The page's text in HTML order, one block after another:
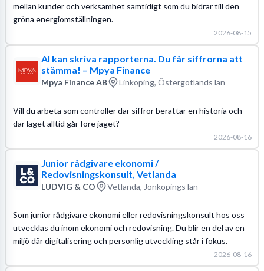
mellan kunder och verksamhet samtidigt som du bidrar till den
gröna energiomställningen.
2026-08-15
AI kan skriva rapporterna. Du får siffrorna att
stämma! – Mpya Finance
Mpya Finance AB Linköping, Östergötlands län
Vill du arbeta som controller där siffror berättar en historia och
där laget alltid går före jaget?
2026-08-16
Junior rådgivare ekonomi /
Redovisningskonsult, Vetlanda
LUDVIG & CO Vetlanda, Jönköpings län
Som junior rådgivare ekonomi eller redovisningskonsult hos oss
utvecklas du inom ekonomi och redovisning. Du blir en del av en
miljö där digitalisering och personlig utveckling står i fokus.
2026-08-16